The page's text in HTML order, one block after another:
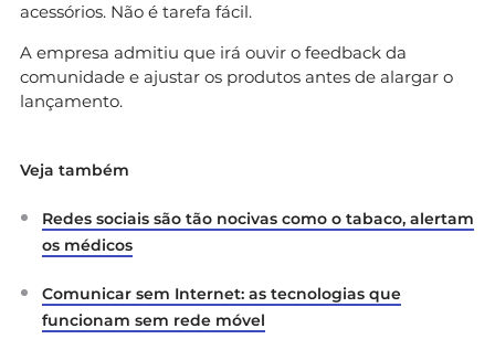
acessórios. Não é tarefa fácil.
A empresa admitiu que irá ouvir o feedback da
comunidade e ajustar os produtos antes de alargar o
lançamento.
Veja também
Redes sociais são tão nocivas como o tabaco, alertam
os médicos
Comunicar sem Internet: as tecnologias que
funcionam sem rede móvel